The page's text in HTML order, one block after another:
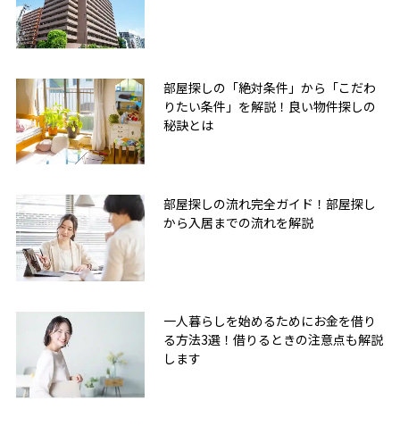
部屋探しの「絶対条件」から「こだわ
りたい条件」を解説！良い物件探しの
秘訣とは
部屋探しの流れ完全ガイド！部屋探し
から入居までの流れを解説
一人暮らしを始めるためにお金を借り
る方法3選！借りるときの注意点も解説
します